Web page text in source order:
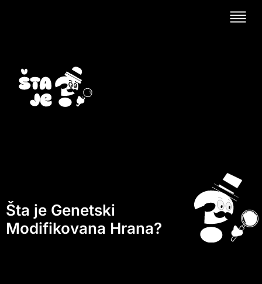
Šta je Genetski
Modifikovana Hrana?